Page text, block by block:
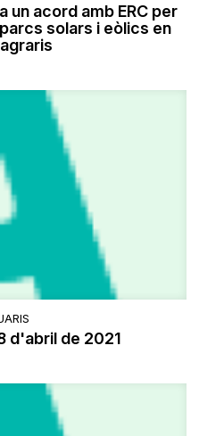
un acord amb ERC per
solars i eòlics en
d'abril de 2021